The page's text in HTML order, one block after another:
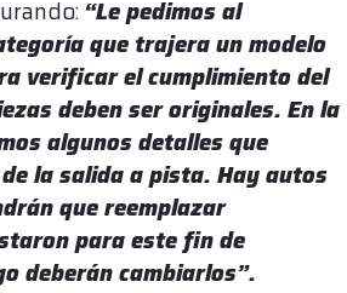
“Le pedimos al
que trajera un modelo
verificar el cumplimiento del
deben ser originales. En la
algunos detalles que
la salida a pista. Hay autos
que reemplazar
para este fin de
deberán cambiarlos”.